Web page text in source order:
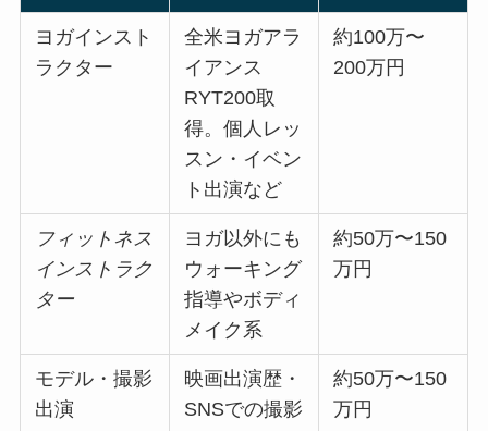
ヨガインスト
ラクター
全米ヨガアラ
イアンス
RYT200取
得。個人レッ
スン・イベン
ト出演など
約100万〜
200万円
フィットネス
インストラク
ター
ヨガ以外にも
ウォーキング
指導やボディ
メイク系
約50万〜150
万円
モデル・撮影
出演
映画出演歴・
SNSでの撮影
約50万〜150
万円